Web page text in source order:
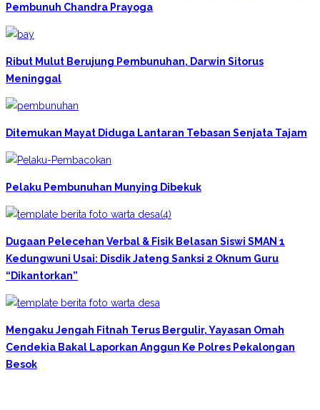
Pembunuh Chandra Prayoga
Ribut Mulut Berujung Pembunuhan, Darwin Sitorus
Meninggal
Ditemukan Mayat Diduga Lantaran Tebasan Senjata Tajam
Pelaku Pembunuhan Munying Dibekuk
Dugaan Pelecehan Verbal & Fisik Belasan Siswi SMAN 1
Kedungwuni Usai: Disdik Jateng Sanksi 2 Oknum Guru
“Dikantorkan”
Mengaku Jengah Fitnah Terus Bergulir, Yayasan Omah
Cendekia Bakal Laporkan Anggun Ke Polres Pekalongan
Besok